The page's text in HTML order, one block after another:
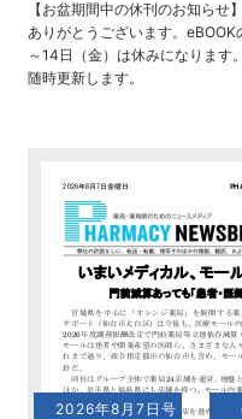
【お盆期間中の休刊のお知らせ
ありがとうございます。eBOOK
～14日（金）は休みになります
随時更新します。
2026年8月7日号